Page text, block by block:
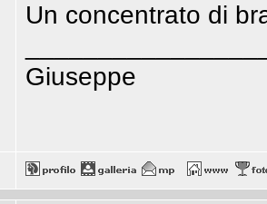
Un concentrato di
Giuseppe